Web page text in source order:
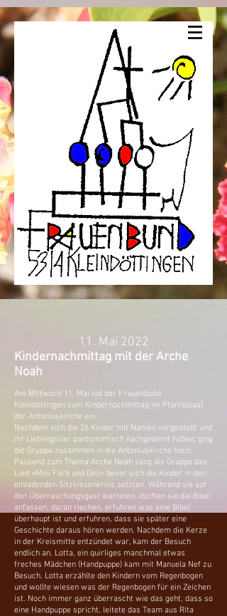
11. Mai 2022
Kindernachmittag mit der Arche
Noah
Am Mittwoch 11. Mai lud der Frauenbund
Kleindöttingen zum Kindernachmittag im Pfarreisaal
der Antoniuskirche ein.
Nachdem sich die 26 Kinder mit Namen vorgestellt und
ihr Lieblingstier pantomimisch nachgeahmt haben, ging
die Gruppe zusammen in die Antoniuskirche hoch.
Passend zum Thema Arche Noah sang die Gruppe das
Lied «Mini Farb und Dini» bevor sich die Kinder in den
einladenden Sitzkissenkreis setzten. Während sie auf
den Überraschungsgast warteten, durften sie die Bibel
anfassen, daran riechen, erfuhren was eine Bibel
überhaupt ist und erfuhren, dass sie später eine
Geschichte daraus hören werden. Nachdem die Kerze
in der Kreismitte entzündet war, kam der Besuch
endlich an. Lotta, ein quirliges manchmal etwas
freches Mädchen (Handpuppe) kam mit Manuela Nef zu
Besuch. Lotta erzählte den Kindern vom Regenbogen
und wollte wiesen was der Regenbogen für ein Zeichen
ist. Noch immer ganz überrascht wie das geht, dass so
eine Handpuppe spricht, leitete das Team aus Rita